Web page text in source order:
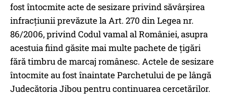
fost întocmite acte de sesizare privind săvârşirea
infracţiunii prevăzute la Art. 270 din Legea nr.
86/2006, privind Codul vamal al României, asupra
acestuia fiind găsite mai multe pachete de ţigări
fără timbru de marcaj românesc. Actele de sesizare
întocmite au fost înaintate Parchetului de pe lângă
Judecătoria Jibou pentru continuarea cercetărilor.